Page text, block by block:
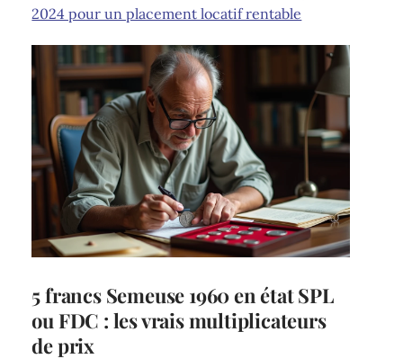
2024 pour un placement locatif rentable
5 francs Semeuse 1960 en état SPL
ou FDC : les vrais multiplicateurs
de prix